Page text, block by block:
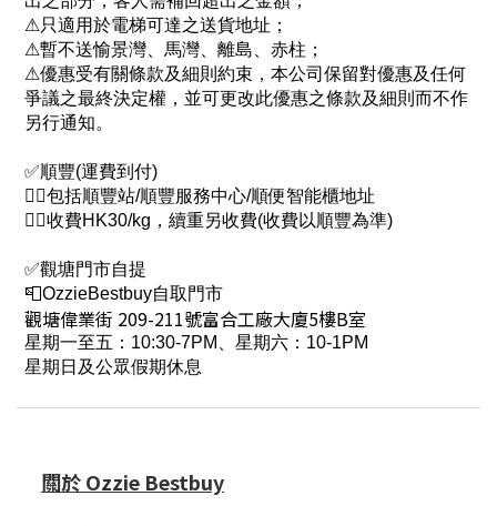
⚠只適用於電梯可達之送貨地址；
⚠暫不送愉景灣、馬灣、離島、赤柱；
⚠優惠受有關條款及細則約束，本公司保留對優惠及任何
爭議之最終決定權，並可更改此優惠之條款及細則而不作
另行通知。
✅順豐(運費到付)
👉🏻包括順豐站/順豐服務中心/順便智能櫃地址
👉🏻收費HK30/kg，續重另收費(收費以順豐為準)
✅觀塘門市自提
📮OzzieBestbuy自取門市
觀塘偉業街 209-211號富合工廠大廈5樓B室
星期一至五：10:30-7PM、星期六：10-1PM
星期日及公眾假期休息
關於 Ozzie Bestbuy